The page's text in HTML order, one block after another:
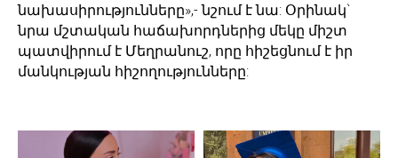
նախասիրությունները»,- նշում է նա: Օրինակ`
նրա մշտական հաճախորդներից մեկը միշտ
պատվիրում է Մեղրանուշ, որը հիշեցնում է իր
մանկության հիշողությունները: